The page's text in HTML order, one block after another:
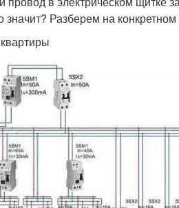
Разберем на